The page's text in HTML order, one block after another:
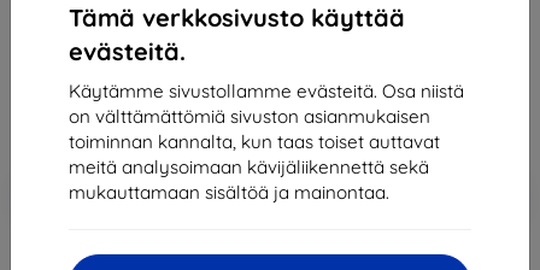
Tämä verkkosivusto käyttää
evästeitä.
Käytämme sivustollamme evästeitä. Osa niistä
on välttämättömiä sivuston asianmukaisen
toiminnan kannalta, kun taas toiset auttavat
meitä analysoimaan kävijäliikennettä sekä
mukauttamaan sisältöä ja mainontaa.
347,89 €
313,10 €
Hinta ilman ALV:tä252,50 €
-10%
Alennus kupongilla
EXTRA10
Lisää
ostoskoriin